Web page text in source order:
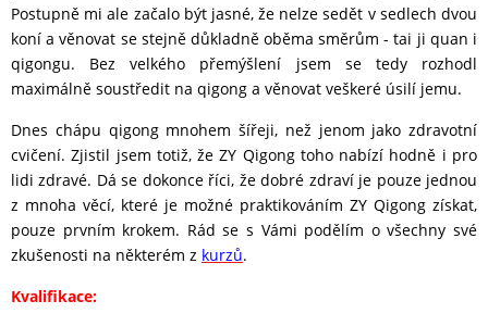
Postupně mi ale začalo být jasné, že nelze sedět v sedlech dvou
koní a věnovat se stejně důkladně oběma směrům - tai ji quan i
qigongu. Bez velkého přemýšlení jsem se tedy rozhodl
maximálně soustředit na qigong a věnovat veškeré úsilí jemu.
Dnes chápu qigong mnohem šířeji, než jenom jako zdravotní
cvičení. Zjistil jsem totiž, že ZY Qigong toho nabízí hodně i pro
lidi zdravé. Dá se dokonce říci, že dobré zdraví je pouze jednou
z mnoha věcí, které je možné praktikováním ZY Qigong získat,
pouze prvním krokem. Rád se s Vámi podělím o všechny své
zkušenosti na některém z kurzů.
Kvalifikace: